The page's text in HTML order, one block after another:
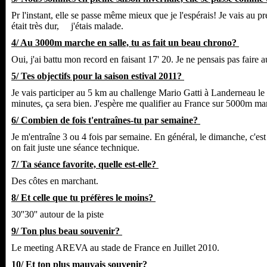
Pr l'instant, elle se passe même mieux que je l'espérais! Je vais au
était très dur, j'étais malade.
4/ Au 3000m marche en salle, tu as fait un beau chrono?
Oui, j'ai battu mon record en faisant 17' 20. Je ne pensais pas faire
5/ Tes objectifs pour la saison estival 2011?
Je vais participer au 5 km au challenge Mario Gatti à Landerneau
minutes, ça sera bien. J'espère me qualifier au France sur 5000m
6/ Combien de fois t'entraînes-tu par semaine?
Je m'entraîne 3 ou 4 fois par semaine. En général, le dimanche,
on fait juste une séance technique.
7/ Ta séance favorite, quelle est-elle?
Des côtes en marchant.
8/ Et celle que tu préfères le moins?
30''30'' autour de la piste
9/ Ton plus beau souvenir?
Le meeting AREVA au stade de France en Juillet 2010.
10/ Et ton plus mauvais souvenir?